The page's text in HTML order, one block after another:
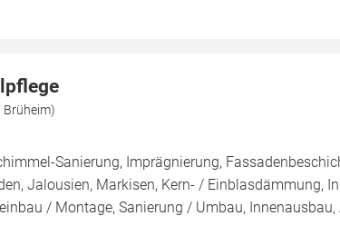
Brüheim)
Sanierung, Imprägnierung,
Jalousien, Markisen, Kern- / Einblasdämmung,
/ Montage, Sanierung / Umbau,